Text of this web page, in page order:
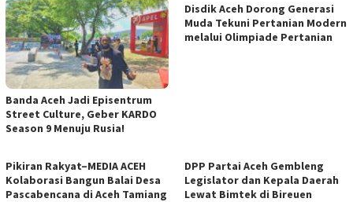
Banda Aceh Jadi Episentrum
Street Culture, Geber KARDO
Season 9 Menuju Rusia!
Disdik Aceh Dorong Generasi
Muda Tekuni Pertanian Modern
melalui Olimpiade Pertanian
Pikiran Rakyat–MEDIA ACEH
Kolaborasi Bangun Balai Desa
Pascabencana di Aceh Tamiang
DPP Partai Aceh Gembleng
Legislator dan Kepala Daerah
Lewat Bimtek di Bireuen